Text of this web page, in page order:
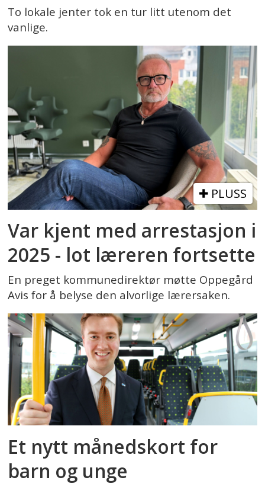
To lokale jenter tok en tur litt utenom det
vanlige.
PLUSS
Var kjent med arrestasjon i
2025 - lot læreren fortsette
En preget kommunedirektør møtte Oppegård
Avis for å belyse den alvorlige lærersaken.
Et nytt månedskort for
barn og unge